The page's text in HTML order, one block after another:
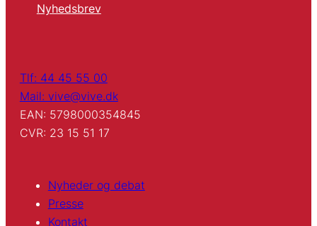
Nyhedsbrev
Tlf: 44 45 55 00
Mail: vive@vive.dk
EAN: 5798000354845
CVR: 23 15 51 17
Nyheder og debat
Presse
Kontakt